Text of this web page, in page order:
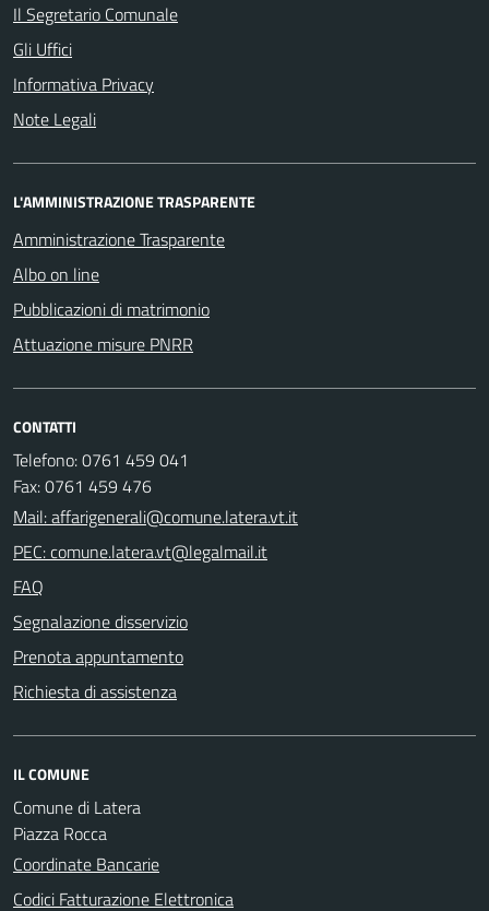
Il Segretario Comunale
Gli Uffici
Informativa Privacy
Note Legali
L'AMMINISTRAZIONE TRASPARENTE
Amministrazione Trasparente
Albo on line
Pubblicazioni di matrimonio
Attuazione misure PNRR
CONTATTI
Telefono: 0761 459 041
Fax: 0761 459 476
Mail: affarigenerali@comune.latera.vt.it
PEC: comune.latera.vt@legalmail.it
FAQ
Segnalazione disservizio
Prenota appuntamento
Richiesta di assistenza
IL COMUNE
Comune di Latera
Piazza Rocca
Coordinate Bancarie
Codici Fatturazione Elettronica